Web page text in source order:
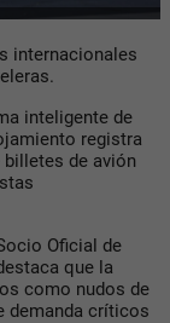
internacionales
inteligente de
registra
billetes de avión
Oficial de
que la
como nudos de
demanda críticos